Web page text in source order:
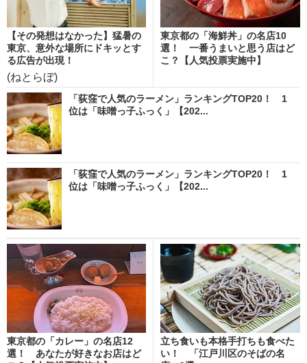
【その発想はなかった】猛暑の
東京、意外な場所にドキッとす
る広告が出現！
(ねとらぼ)
東京都の「海鮮丼」の名店10
選！ 一番うまいと思う店はど
こ？【人気投票実施中】
「荻窪で人気のラーメン」ランキングTOP20！ 1
位は「味噌っ子ふっく」【202...
「荻窪で人気のラーメン」ランキングTOP20！ 1
位は「味噌っ子ふっく」【202...
東京都の「カレー」の名店12
選！ あなたが好きなお店はど
立ち食いも本格手打ちも食べた
い！ 「江戸川区のそばの名